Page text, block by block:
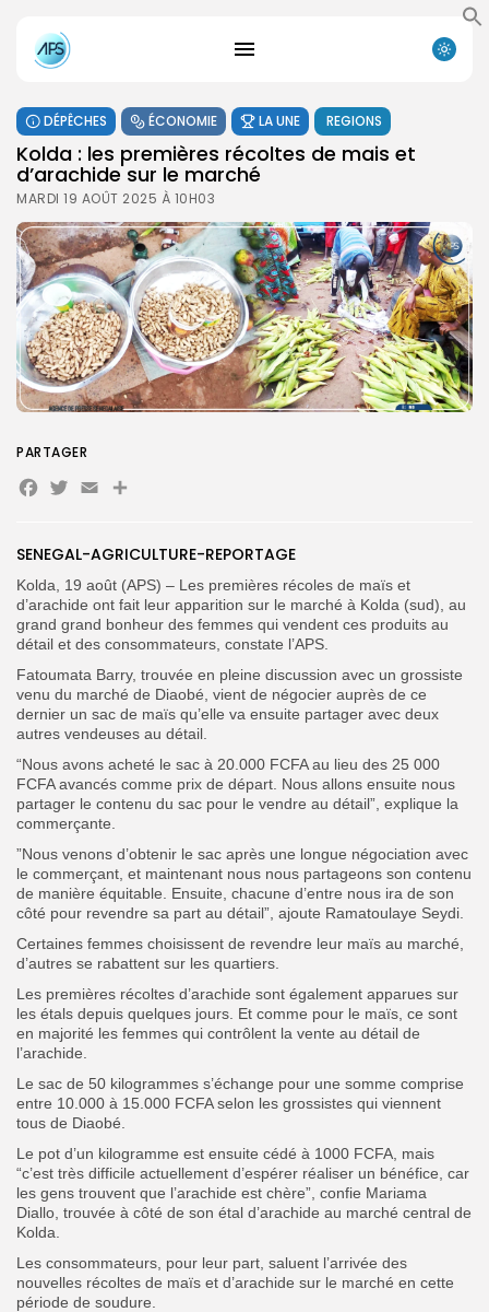
Search
FR
DÉPÊCHES ÉCONOMIE LA UNE REGIONS
Kolda : les premières récoltes de mais et
d’arachide sur le marché
MARDI 19 AOÛT 2025 À 10H03
SENEGAL-AGRICULTURE-REPORTAGE
Kolda, 19 août (APS) – Les premières récoles de maïs et
d’arachide ont fait leur apparition sur le marché à Kolda (sud), au
grand grand bonheur des femmes qui vendent ces produits au
détail et des consommateurs, constate l’APS.
Fatoumata Barry, trouvée en pleine discussion avec un grossiste
venu du marché de Diaobé, vient de négocier auprès de ce
dernier un sac de maïs qu’elle va ensuite partager avec deux
autres vendeuses au détail.
“Nous avons acheté le sac à 20.000 FCFA au lieu des 25 000
FCFA avancés comme prix de départ. Nous allons ensuite nous
partager le contenu du sac pour le vendre au détail”, explique la
commerçante.
”Nous venons d’obtenir le sac après une longue négociation avec
le commerçant, et maintenant nous nous partageons son contenu
de manière équitable. Ensuite, chacune d’entre nous ira de son
côté pour revendre sa part au détail”, ajoute Ramatoulaye Seydi.
Certaines femmes choisissent de revendre leur maïs au marché,
d’autres se rabattent sur les quartiers.
Les premières récoltes d’arachide sont également apparues sur
les étals depuis quelques jours. Et comme pour le maïs, ce sont
en majorité les femmes qui contrôlent la vente au détail de
l’arachide.
Le sac de 50 kilogrammes s’échange pour une somme comprise
entre 10.000 à 15.000 FCFA selon les grossistes qui viennent
tous de Diaobé.
Le pot d’un kilogramme est ensuite cédé à 1000 FCFA, mais
“c’est très difficile actuellement d’espérer réaliser un bénéfice, car
les gens trouvent que l’arachide est chère”, confie Mariama
Diallo, trouvée à côté de son étal d’arachide au marché central de
Kolda.
Les consommateurs, pour leur part, saluent l’arrivée des
nouvelles récoltes de maïs et d’arachide sur le marché en cette
période de soudure.
PARTAGER
Facebook
Twitter
Email